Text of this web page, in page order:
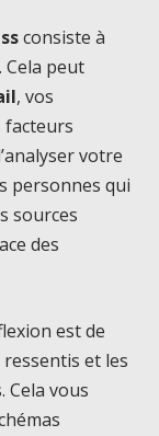
consiste à
Cela peut
, vos
facteurs
votre
personnes qui
sources
des
est de
et les
Cela vous